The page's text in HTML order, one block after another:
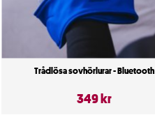
Trådlösa sovhörlurar - Bluetooth
349 kr